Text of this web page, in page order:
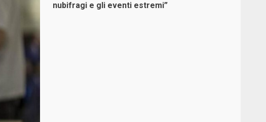
nubifragi e gli eventi estremi”